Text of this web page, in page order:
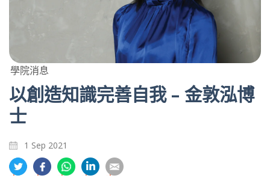
學院消息
以創造知識完善自我 – 金敦泓博
士
1 Sep 2021
分
享
分
享
分
享
享
享